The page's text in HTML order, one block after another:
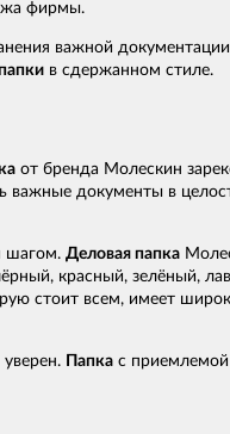
фирмы.
важной
в сдержанном стиле.
от бренда Молескин
важные документы в
шагом. Деловая папка
красный, зелёный,
стоит всем, имеет
Папка с приемлемой